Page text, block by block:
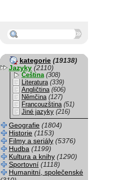
kategorie (19138)
Jazyky (2110)
Čeština (308)
Literatura (339)
Angličtina (606)
Němčina (127)
Francouzština (51)
Jiné jazyky (216)
Geografie (1804)
Historie (1153)
Filmy a seriály (5376)
Hudba (1199)
Kultura a knihy (1290)
Sportovní (1118)
Humanitní, společenské